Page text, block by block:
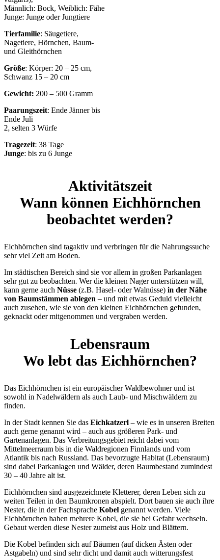
Männlich: Bock, Weiblich: Fähe
Junge: Junge oder Jungtiere
Tierfamilie: Säugetiere,
Nagetiere, Hörnchen, Baum-
und Gleithörnchen
Größe: Körper: 20 – 25 cm,
Schwanz 15 – 20 cm
Gewicht: 200 – 500 Gramm
Paarungszeit: Ende Jänner bis
Ende Juli
2, selten 3 Würfe
Tragezeit: 38 Tage
Junge: bis zu 6 Junge
Aktivitätszeit
Wann können Eichhörnchen
beobachtet werden?
Eichhörnchen sind tagaktiv und verbringen für die Nahrungssuche
sehr viel Zeit am Boden.
Im städtischen Bereich sind sie vor allem in großen Parkanlagen
sehr gut zu beobachten. Wer die kleinen Nager unterstützen will,
kann gerne auch Nüsse (z.B. Hasel- oder Walnüsse) in der Nähe
von Baumstämmen ablegen – und mit etwas Geduld vielleicht
auch zusehen, wie sie von den kleinen Eichhörnchen gefunden,
geknackt oder mitgenommen und vergraben werden.
Lebensraum
Wo lebt das Eichhörnchen?
Das Eichhörnchen ist ein europäischer Waldbewohner und ist
sowohl in Nadelwäldern als auch Laub- und Mischwäldern zu
finden.
In der Stadt kennen Sie das Eichkatzerl – wie es in unseren Breiten
auch gerne genannt wird – auch aus größeren Park- und
Gartenanlagen. Das Verbreitungsgebiet reicht dabei vom
Mittelmeerraum bis in die Waldregionen Finnlands und vom
Atlantik bis nach Russland. Das bevorzugte Habitat (Lebensraum)
sind dabei Parkanlagen und Wälder, deren Baumbestand zumindest
30 – 40 Jahre alt ist.
Eichhörnchen sind ausgezeichnete Kletterer, deren Leben sich zu
weiten Teilen in den Baumkronen abspielt. Dort bauen sie auch ihre
Nester, die in der Fachsprache Kobel genannt werden. Viele
Eichhörnchen haben mehrere Kobel, die sie bei Gefahr wechseln.
Gebaut werden diese Nester zumeist aus Holz und Blättern.
Die Kobel befinden sich auf Bäumen (auf dicken Ästen oder
Astgabeln) und sind sehr dicht und damit auch witterungsfest